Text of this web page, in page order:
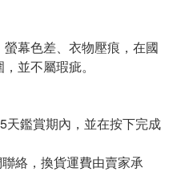
幕色差、衣物壓痕，在國
並不屬瑕疵。
鑑賞期內，並在按下完成
絡，換貨運費由賣家承